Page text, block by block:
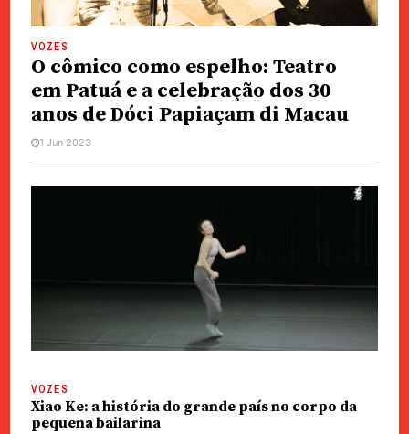
VOZES
O cômico como espelho: Teatro
em Patuá e a celebração dos 30
anos de Dóci Papiaçam di Macau
1 Jun 2023
VOZES
Xiao Ke: a história do grande país no corpo da
pequena bailarina